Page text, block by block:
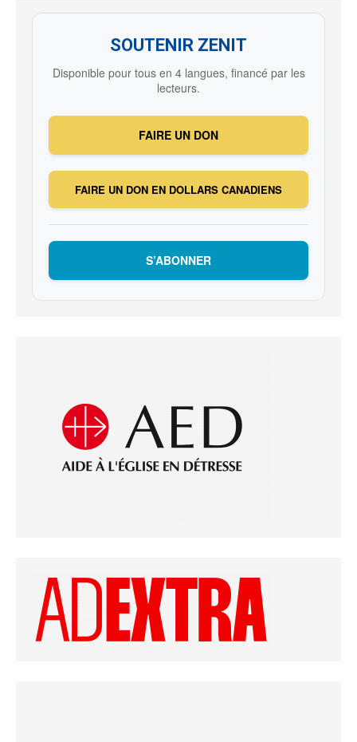
SOUTENIR ZENIT
Disponible pour tous en 4 langues, financé par les
lecteurs.
FAIRE UN DON
FAIRE UN DON EN DOLLARS CANADIENS
S’ABONNER